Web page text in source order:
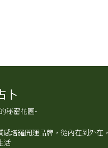
卜
秘密花園-
塔羅開運品牌，從內在到外在，
活